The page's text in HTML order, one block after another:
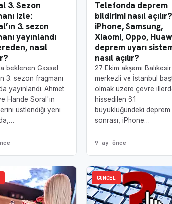
3. Sezon
izle:
3. sezon
yayınlandı
nasıl
beklenen Gassal
3. sezon fragmanı
yayınlandı. Ahmet
Hande Soral'ın
üstlendiği yeni
Telefonda deprem
bildirimi nasıl açılır?
iPhone, Samsung,
Xiaomi, Oppo,
deprem uyarı
nasıl açılır?
27 Ekim akşamı Balıkesir
merkezli ve İstanbul
olmak üzere çevre
hissedilen 6.1
büyüklüğündeki deprem
sonrası, iPhone…
9 ay önce
GÜNCEL